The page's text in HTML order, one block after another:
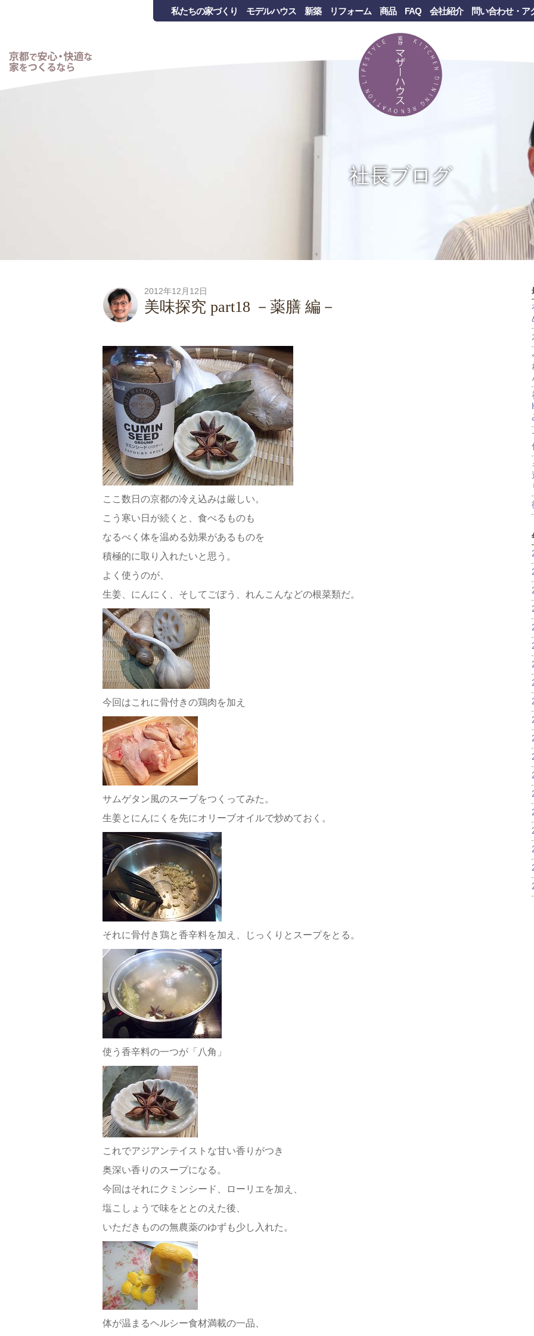
私たちの家づくり モデルハウス 新築 リフォーム 商品 FAQ 会社紹介 問い合わせ・ア
社長ブログ
2012年12月12日
美味探究 part18 －薬膳 編－
ここ数日の京都の冷え込みは厳しい。
こう寒い日が続くと、食べるものも
なるべく体を温める効果があるものを
積極的に取り入れたいと思う。
よく使うのが、
生姜、にんにく、そしてごぼう、れんこんなどの根菜類だ。
今回はこれに骨付きの鶏肉を加え
サムゲタン風のスープをつくってみた。
生姜とにんにくを先にオリーブオイルで炒めておく。
それに骨付き鶏と香辛料を加え、じっくりとスープをとる。
使う香辛料の一つが「八角」
これでアジアンテイストな甘い香りがつき
奥深い香りのスープになる。
今回はそれにクミンシード、ローリエを加え、
塩こしょうで味をととのえた後、
いただきものの無農薬のゆずも少し入れた。
体が温まるヘルシー食材満載の一品、